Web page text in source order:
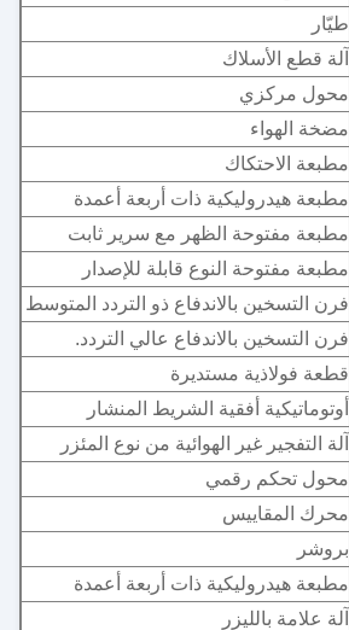
طيّار
آلة قطع الأسلاك
محول مركزي
مضخة الهواء
مطبعة الاحتكاك
مطبعة هيدروليكية ذات أربعة أعمدة
مطبعة مفتوحة الظهر مع سرير ثابت
مطبعة مفتوحة النوع قابلة للإصدار
فرن التسخين بالاندفاع ذو التردد المتوسط
فرن التسخين بالاندفاع عالي التردد.
قطعة فولاذية مستديرة
أوتوماتيكية أفقية الشريط المنشار
آلة التفجير غير الهوائية من نوع المئزر
محول تحكم رقمي
محرك المقاييس
بروشر
مطبعة هيدروليكية ذات أربعة أعمدة
آلة علامة بالليزر